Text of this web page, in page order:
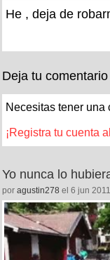
He , deja de
Deja tu comentario
Necesitas tener una
¡Registra tu cuenta
Yo nunca lo
por agustin278 el 6 jun